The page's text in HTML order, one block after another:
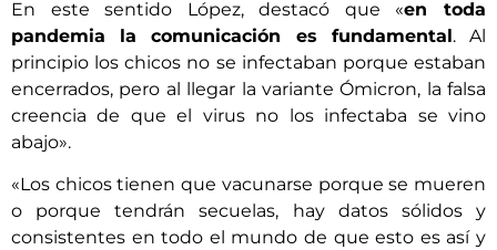
En este sentido López, destacó que «en toda
pandemia la comunicación es fundamental. Al
principio los chicos no se infectaban porque estaban
encerrados, pero al llegar la variante Ómicron, la falsa
creencia de que el virus no los infectaba se vino
abajo».
«Los chicos tienen que vacunarse porque se mueren
o porque tendrán secuelas, hay datos sólidos y
consistentes en todo el mundo de que esto es así y